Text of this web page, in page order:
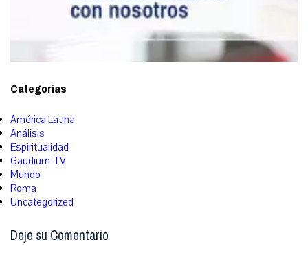
Categorías
América Latina
Análisis
Espiritualidad
Gaudium-TV
Mundo
Roma
Uncategorized
Deje su Comentario